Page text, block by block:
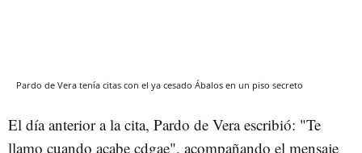
Pardo de Vera tenía citas con el ya cesado Ábalos en un piso secreto
El día anterior a la cita, Pardo de Vera escribió: "Te
llamo cuando acabe cdgae", acompañando el mensaje